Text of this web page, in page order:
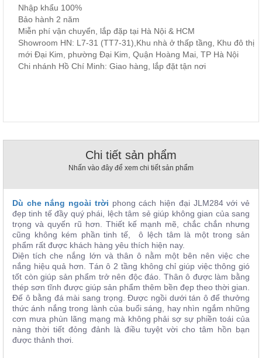
Công,
Vườn
Trang
trang
Nội
Thất
Nhà
Hàng
Thất
Hàng
Nhập khẩu 100%
Bảo hành 2 năm
Miễn phí vận chuyển, lắp đặp tại Hà Nội & HCM
Showroom HN: L7-31 (TT7-31),Khu nhà ở thấp tầng, Khu đô thị
mới Đại Kim, phường Đại Kim, Quận Hoàng Mai, TP Hà Nội
Chi nhánh Hồ Chí Minh: Giao hàng, lắp đặt tận nơi
Chi tiết sản phẩm
Nhấn vào đây để xem chi tiết sản phẩm
Dù che nắng ngoài trời phong cách hiện đại JLM284 với vẻ
đẹp tinh tế đầy quý phái, lệch tâm sẻ giúp không gian của sang
trọng và quyến rũ hơn. Thiết kế mạnh mẽ, chắc chắn nhưng
cũng không kém phần tinh tế, ô lệch tâm là một trong sản
phẩm rất được khách hàng yêu thích hiện nay.
Diện tích che nắng lớn và thân ô nằm một bên nên việc che
nắng hiệu quả hơn. Tán ô 2 tầng không chỉ giúp việc thông gió
tốt còn giúp sản phẩm trở nên độc đáo. Thân ô được làm bằng
thép sơn tĩnh được giúp sản phẩm thêm bền đẹp theo thời gian.
Đế ô bằng đá mài sang trọng. Được ngồi dưới tán ô để thưởng
thức ánh nắng trong lành của buổi sáng, hay nhìn ngắm những
cơn mưa phùn lãng mạng mà không phải sợ sự phiền toái của
nàng thời tiết đỏng đảnh là điều tuyệt vời cho tâm hồn bạn
được thảnh thơi.